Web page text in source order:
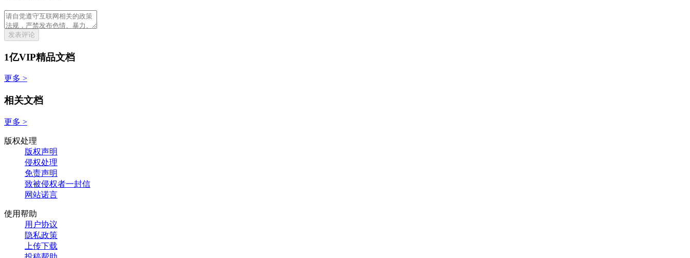
发表评论
1亿VIP精品文档
更多 >
相关文档
更多 >
版权处理
版权声明
侵权处理
免责声明
致被侵权者一封信
网站诺言
使用帮助
用户协议
隐私政策
上传下载